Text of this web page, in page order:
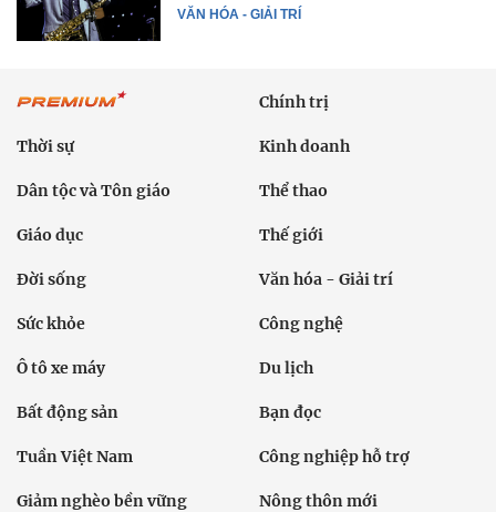
VĂN HÓA - GIẢI TRÍ
Chính trị
Thời sự Kinh doanh
Dân tộc và Tôn giáo Thể thao
Giáo dục Thế giới
Đời sống Văn hóa - Giải trí
Sức khỏe Công nghệ
Ô tô xe máy Du lịch
Bất động sản Bạn đọc
Tuần Việt Nam Công nghiệp hỗ trợ
Giảm nghèo bền vững Nông thôn mới